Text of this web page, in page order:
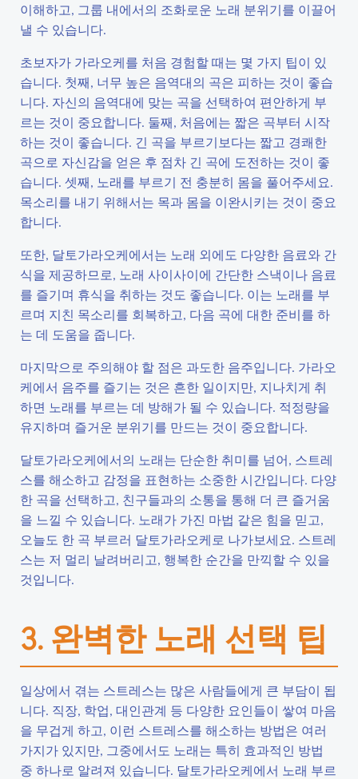
이해하고, 그룹 내에서의 조화로운 노래 분위기를 이끌어
낼 수 있습니다.
초보자가 가라오케를 처음 경험할 때는 몇 가지 팁이 있
습니다. 첫째, 너무 높은 음역대의 곡은 피하는 것이 좋습
니다. 자신의 음역대에 맞는 곡을 선택하여 편안하게 부
르는 것이 중요합니다. 둘째, 처음에는 짧은 곡부터 시작
하는 것이 좋습니다. 긴 곡을 부르기보다는 짧고 경쾌한
곡으로 자신감을 얻은 후 점차 긴 곡에 도전하는 것이 좋
습니다. 셋째, 노래를 부르기 전 충분히 몸을 풀어주세요.
목소리를 내기 위해서는 목과 몸을 이완시키는 것이 중요
합니다.
또한, 달토가라오케에서는 노래 외에도 다양한 음료와 간
식을 제공하므로, 노래 사이사이에 간단한 스낵이나 음료
를 즐기며 휴식을 취하는 것도 좋습니다. 이는 노래를 부
르며 지친 목소리를 회복하고, 다음 곡에 대한 준비를 하
는 데 도움을 줍니다.
마지막으로 주의해야 할 점은 과도한 음주입니다. 가라오
케에서 음주를 즐기는 것은 흔한 일이지만, 지나치게 취
하면 노래를 부르는 데 방해가 될 수 있습니다. 적정량을
유지하며 즐거운 분위기를 만드는 것이 중요합니다.
달토가라오케에서의 노래는 단순한 취미를 넘어, 스트레
스를 해소하고 감정을 표현하는 소중한 시간입니다. 다양
한 곡을 선택하고, 친구들과의 소통을 통해 더 큰 즐거움
을 느낄 수 있습니다. 노래가 가진 마법 같은 힘을 믿고,
오늘도 한 곡 부르러 달토가라오케로 나가보세요. 스트레
스는 저 멀리 날려버리고, 행복한 순간을 만끽할 수 있을
것입니다.
3. 완벽한 노래 선택 팁
일상에서 겪는 스트레스는 많은 사람들에게 큰 부담이 됩
니다. 직장, 학업, 대인관계 등 다양한 요인들이 쌓여 마음
을 무겁게 하고, 이런 스트레스를 해소하는 방법은 여러
가지가 있지만, 그중에서도 노래는 특히 효과적인 방법
중 하나로 알려져 있습니다. 달토가라오케에서 노래 부르